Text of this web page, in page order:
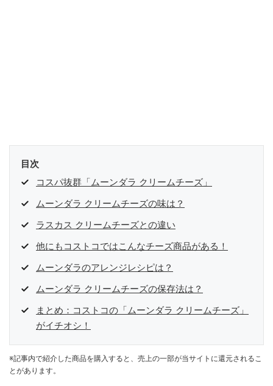
目次
コスパ抜群「ムーンダラ クリームチーズ」
ムーンダラ クリームチーズの味は？
ラスカス クリームチーズとの違い
他にもコストコではこんなチーズ商品がある！
ムーンダラのアレンジレシピは？
ムーンダラ クリームチーズの保存法は？
まとめ：コストコの「ムーンダラ クリームチーズ」
がイチオシ！
※記事内で紹介した商品を購入すると、売上の一部が当サイトに還元されるこ
とがあります。